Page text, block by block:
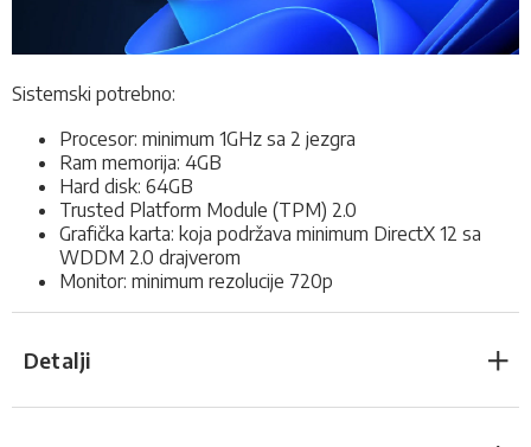
Sistemski potrebno:
Procesor: minimum 1GHz sa 2 jezgra
Ram memorija: 4GB
Hard disk: 64GB
Trusted Platform Module (TPM) 2.0
Grafička karta: koja podržava minimum DirectX 12 sa
WDDM 2.0 drajverom
Monitor: minimum rezolucije 720p
Detalji